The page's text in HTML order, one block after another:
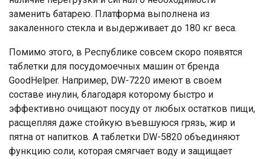
заменить батарею. Платформа выполнена из
закаленного стекла и выдерживает до 180 кг веса.
Помимо этого, в Республике совсем скоро появятся
таблетки для посудомоечных машин от бренда
GoodHelper. Например, DW-7220 имеют в своем
составе инулин, благодаря которому быстро и
эффективно очищают посуду от любых остатков пищи,
расщепляя даже стойкую въевшуюся грязь, жир и
пятна от напитков. А таблетки DW-5820 объединяют
функцию соли, которая смягчает воду и защищает